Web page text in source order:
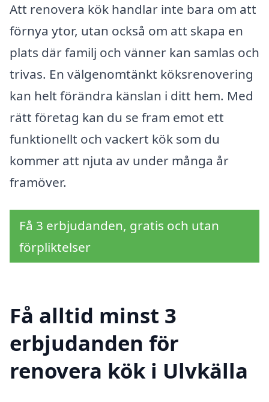
Att renovera kök handlar inte bara om att
förnya ytor, utan också om att skapa en
plats där familj och vänner kan samlas och
trivas. En välgenomtänkt köksrenovering
kan helt förändra känslan i ditt hem. Med
rätt företag kan du se fram emot ett
funktionellt och vackert kök som du
kommer att njuta av under många år
framöver.
Få 3 erbjudanden, gratis och utan
förpliktelser
Få alltid minst 3
erbjudanden för
renovera kök i Ulvkälla